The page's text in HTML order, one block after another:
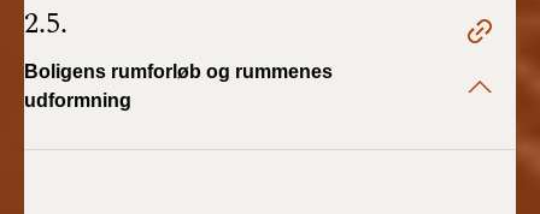
2.5.
Boligens rumforløb og rummenes
udformning